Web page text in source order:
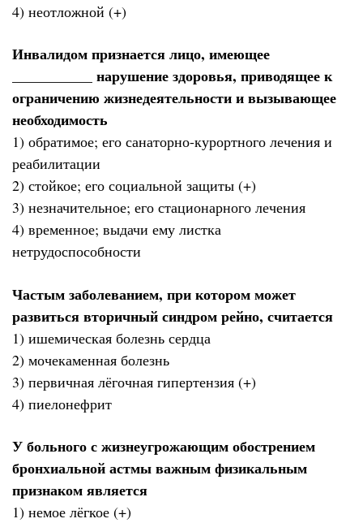
4) неотложной (+)
Инвалидом признается лицо, имеющее
___________ нарушение здоровья, приводящее к
ограничению жизнедеятельности и вызывающее
необходимость
1) обратимое; его санаторно-курортного лечения и
реабилитации
2) стойкое; его социальной защиты (+)
3) незначительное; его стационарного лечения
4) временное; выдачи ему листка
нетрудоспособности
Частым заболеванием, при котором может
развиться вторичный синдром рейно, считается
1) ишемическая болезнь сердца
2) мочекаменная болезнь
3) первичная лёгочная гипертензия (+)
4) пиелонефрит
У больного с жизнеугрожающим обострением
бронхиальной астмы важным физикальным
признаком является
1) немое лёгкое (+)